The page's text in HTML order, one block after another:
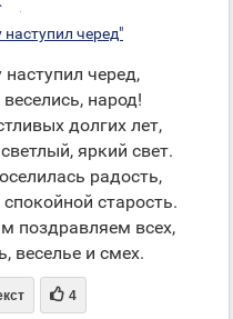
черед"
черед,
народ!
долгих лет,
яркий свет.
радость,
старость.
поздравляем всех,
веселье и смех.
 4